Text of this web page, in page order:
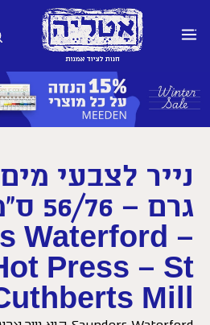
גרם –
Waterford –
Press – St
Mill